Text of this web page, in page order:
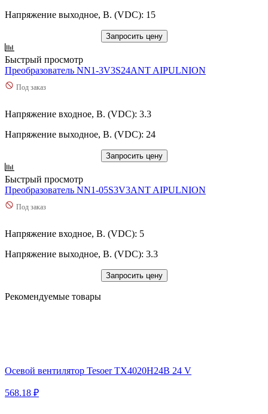
Напряжение выходное, В. (VDC): 15
Запросить цену
Быстрый просмотр
Преобразователь NN1-3V3S24ANT AIPULNION
Под заказ
Напряжение входное, В. (VDC): 3.3
Напряжение выходное, В. (VDC): 24
Запросить цену
Быстрый просмотр
Преобразователь NN1-05S3V3ANT AIPULNION
Под заказ
Напряжение входное, В. (VDC): 5
Напряжение выходное, В. (VDC): 3.3
Запросить цену
Рекомендуемые товары
Осевой вентилятор Tesoer TX4020H24B 24 V
568.18 ₽